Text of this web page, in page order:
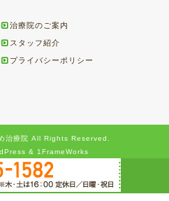
治療院のご案内
スタッフ紹介
プライバシーポリシー
治療院 All Rights Reserved.
& 1FrameWorks